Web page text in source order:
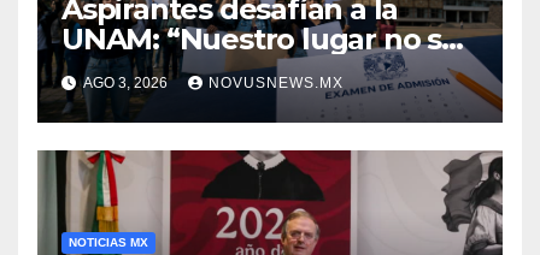
Aspirantes desafían a la
UNAM: “Nuestro lugar no se
negocia”
AGO 3, 2026 NOVUSNEWS.MX
NOTICIAS MX